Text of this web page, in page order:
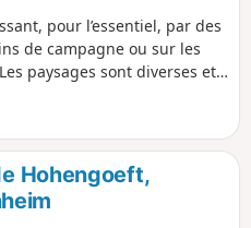
pour l’essentiel, par des
de campagne ou sur les
paysages sont diverses et
et les bras du Rhin,
Hohengoeft,